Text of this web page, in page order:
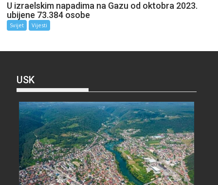
U izraelskim napadima na Gazu od oktobra 2023.
ubijene 73.384 osobe
Svijet Vijesti
USK